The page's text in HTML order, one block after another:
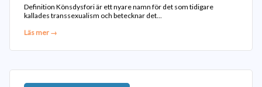
Definition Könsdysfori är ett nyare namn för det som tidigare
kallades transsexualism och betecknar det...
Läs mer →